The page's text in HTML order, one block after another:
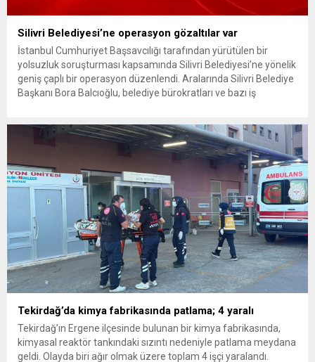
Silivri Belediyesi’ne operasyon gözaltılar var
İstanbul Cumhuriyet Başsavcılığı tarafından yürütülen bir
yolsuzluk soruşturması kapsamında Silivri Belediyesi’ne yönelik
geniş çaplı bir operasyon düzenlendi. Aralarında Silivri Belediye
Başkanı Bora Balcıoğlu, belediye bürokratları ve bazı iş
inceleme ve arama çalışmaları devam ediyor. İstanbul’da...
Tekirdağ’da kimya fabrikasında patlama; 4 yaralı
Tekirdağ’ın Ergene ilçesinde bulunan bir kimya fabrikasında,
kimyasal reaktör tankındaki sızıntı nedeniyle patlama meydana
geldi. Olayda biri ağır olmak üzere toplam 4 işçi yaralandı.